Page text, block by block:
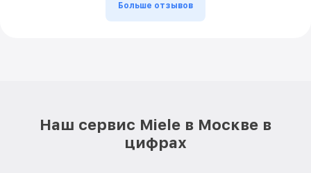
Больше отзывов
Наш сервис Miele в Москве в
цифрах